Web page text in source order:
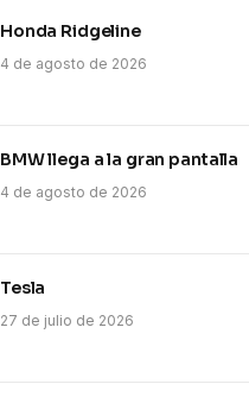
Honda Ridgeline
4 de agosto de 2026
BMW llega a la gran pantalla
4 de agosto de 2026
Tesla
27 de julio de 2026